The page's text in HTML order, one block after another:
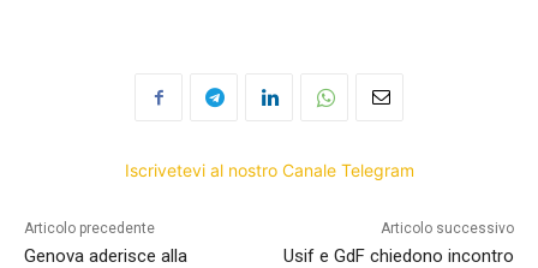
Iscrivetevi al nostro Canale Telegram
Articolo precedente
Genova aderisce alla
Articolo successivo
Usif e GdF chiedono incontro